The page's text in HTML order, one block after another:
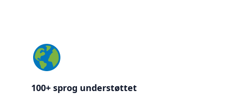
100+ sprog understøttet